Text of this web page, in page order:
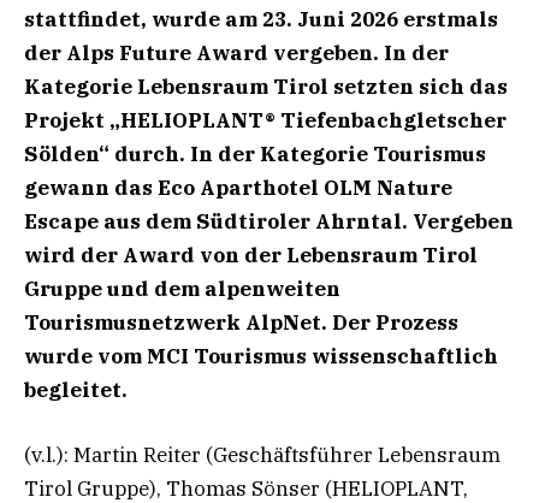
stattfindet, wurde am 23. Juni 2026 erstmals
der Alps Future Award vergeben. In der
Kategorie Lebensraum Tirol setzten sich das
Projekt „HELIOPLANT® Tiefenbachgletscher
Sölden“ durch. In der Kategorie Tourismus
gewann das Eco Aparthotel OLM Nature
Escape aus dem Südtiroler Ahrntal. Vergeben
wird der Award von der Lebensraum Tirol
Gruppe und dem alpenweiten
Tourismusnetzwerk AlpNet. Der Prozess
wurde vom MCI Tourismus wissenschaftlich
begleitet.
(v.l.): Martin Reiter (Geschäftsführer Lebensraum
Tirol Gruppe), Thomas Sönser (HELIOPLANT,